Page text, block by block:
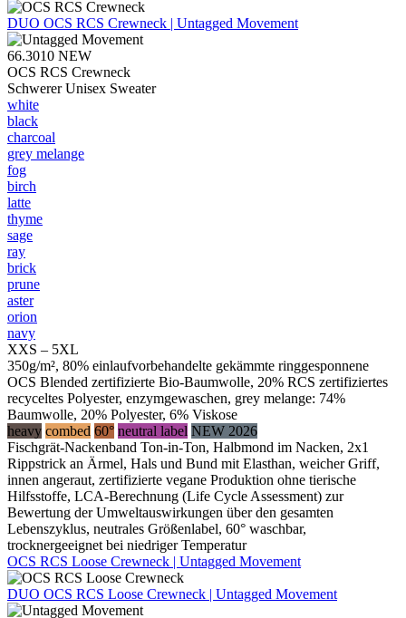
DUO OCS RCS Crewneck | Untagged Movement
66.3010 NEW
OCS RCS Crewneck
Schwerer Unisex Sweater
white
black
charcoal
grey melange
fog
birch
latte
thyme
sage
ray
brick
prune
aster
orion
navy
XXS – 5XL
350g/m², 80% einlaufvorbehandelte gekämmte ringgesponnene
OCS Blended zertifizierte Bio-Baumwolle, 20% RCS zertifiziertes
recyceltes Polyester, enzymgewaschen, grey melange: 74%
Baumwolle, 20% Polyester, 6% Viskose
heavy combed 60° neutral label NEW 2026
Fischgrät-Nackenband Ton-in-Ton, Halbmond im Nacken, 2x1
Rippstrick an Ärmel, Hals und Bund mit Elasthan, weicher Griff,
innen angeraut, zertifizierte vegane Produktion ohne tierische
Hilfsstoffe, LCA-Berechnung (Life Cycle Assessment) zur
Bewertung der Umweltauswirkungen über den gesamten
Lebenszyklus, neutrales Größenlabel, 60° waschbar,
trocknergeeignet bei niedriger Temperatur
OCS RCS Loose Crewneck | Untagged Movement
DUO OCS RCS Loose Crewneck | Untagged Movement